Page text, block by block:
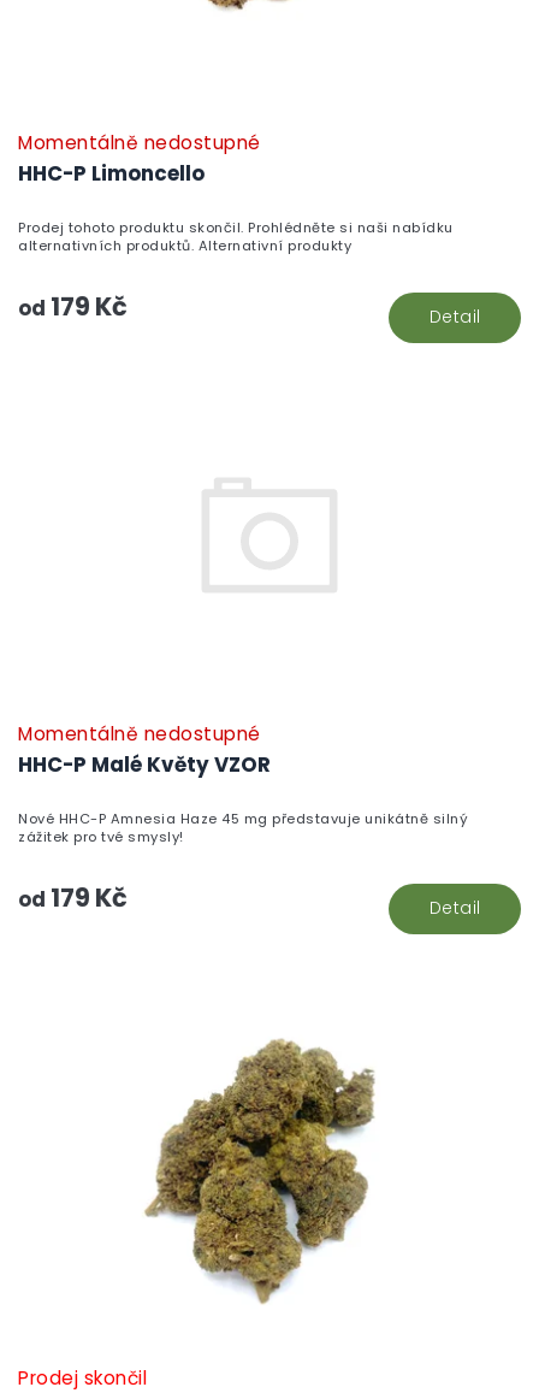
HHC-P Limoncello
Momentálně nedostupné
od 179 Kč Detail
Prodej tohoto produktu skončil. Prohlédněte si naši nabídku
alternativních produktů. Alternativní produkty
HHC-P Malé Květy VZOR
Momentálně nedostupné
od 179 Kč Detail
Nové HHC-P Amnesia Haze 45 mg představuje unikátně silný
zážitek pro tvé smysly!
Prodej skončil